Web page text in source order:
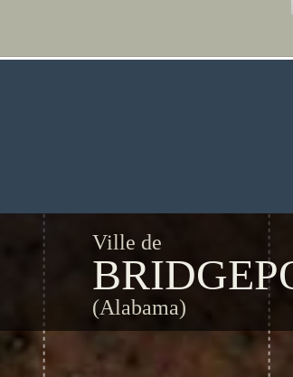
Ville de
(Alabama)